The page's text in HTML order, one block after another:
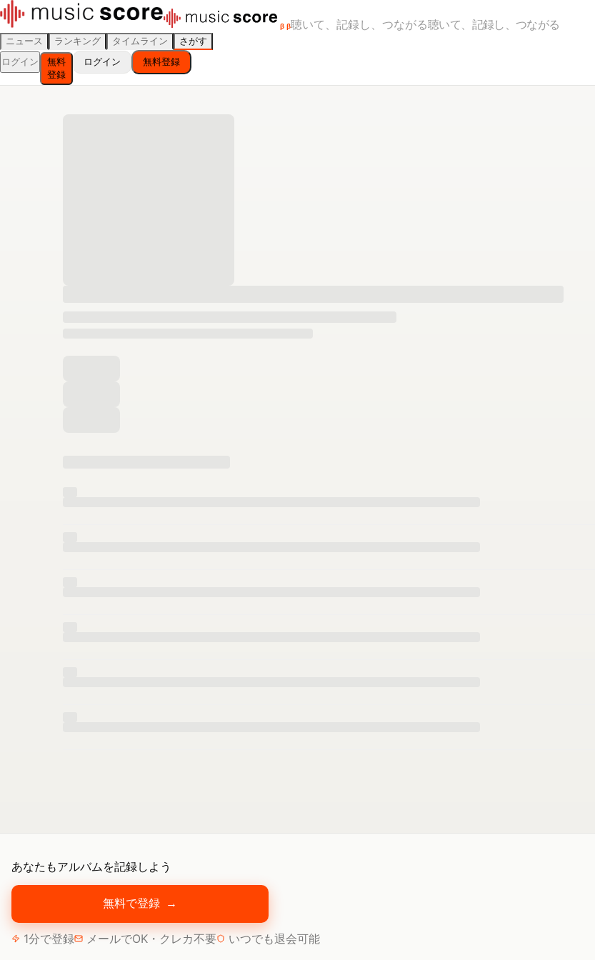
β β聴いて、記録し、つながる聴いて、記録し、つながる
ニュース ランキング タイムライン
さがす
ログイン
無料
登録
ログイン 無料登録
あなたもアルバムを記録しよう
無料で登録 →
1分で登録 メールでOK・クレカ不要 いつでも退会可能